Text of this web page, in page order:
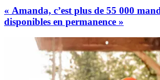
« Amanda, c’est plus de 55 000
disponibles en permanence »